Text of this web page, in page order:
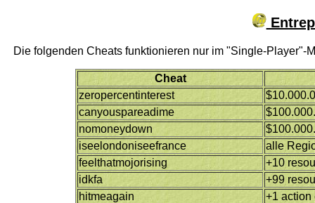
Die folgenden Cheats funktionieren nur im "Single-Player"-
Cheat
zeropercentinterest
canyouspareadime
nomoneydown
iseelondoniseefrance
alle
feelthatmojorising
+10
idkfa
+99
hitmeagain
+1 action